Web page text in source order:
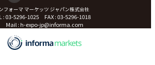
フォーマ マーケッツ ジャパン株式会社
: 03-5296-1025 FAX : 03-5296-1018
Mail : h-expo-jp@informa.com